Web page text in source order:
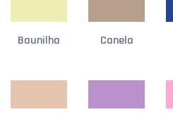
Baunilha Canela